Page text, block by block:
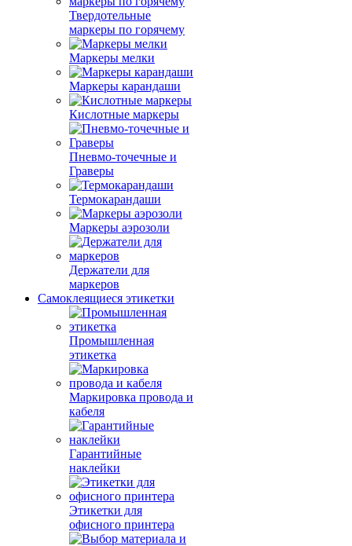
Твердотельные
маркеры по горячему
Маркеры мелки
Маркеры карандаши
Кислотные маркеры
Пневмо-точечные и
Граверы
Термокарандаши
Маркеры аэрозоли
Держатели для
маркеров
Самоклеящиеся этикетки
Промышленная
этикетка
Маркировка провода и
кабеля
Гарантийные
наклейки
Этикетки для
офисного принтера